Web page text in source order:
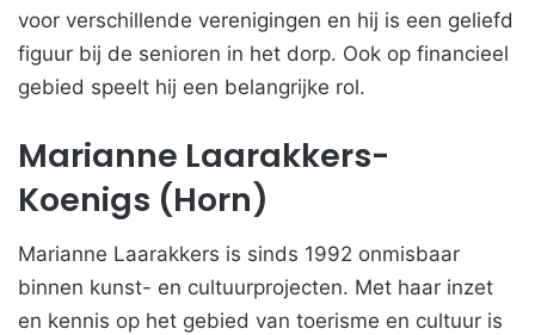
voor verschillende verenigingen en hij is een geliefd
figuur bij de senioren in het dorp. Ook op financieel
gebied speelt hij een belangrijke rol.
Marianne Laarakkers-
Koenigs (Horn)
Marianne Laarakkers is sinds 1992 onmisbaar
binnen kunst- en cultuurprojecten. Met haar inzet
en kennis op het gebied van toerisme en cultuur is